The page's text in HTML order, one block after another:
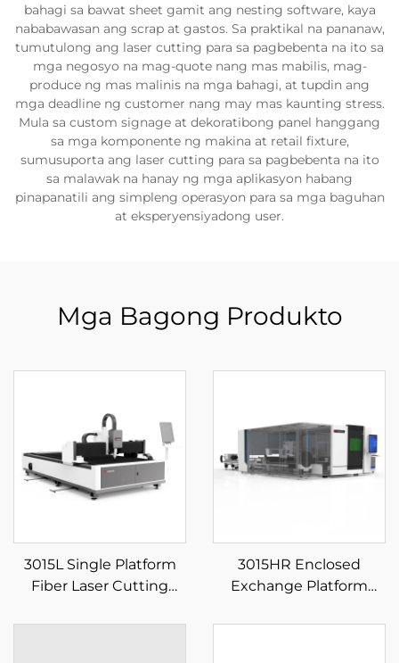
bahagi sa bawat sheet gamit ang nesting software, kaya
nababawasan ang scrap at gastos. Sa praktikal na pananaw,
tumutulong ang laser cutting para sa pagbebenta na ito sa
mga negosyo na mag-quote nang mas mabilis, mag-
produce ng mas malinis na mga bahagi, at tupdin ang
mga deadline ng customer nang may mas kaunting stress.
Mula sa custom signage at dekoratibong panel hanggang
sa mga komponente ng makina at retail fixture,
sumusuporta ang laser cutting para sa pagbebenta na ito
sa malawak na hanay ng mga aplikasyon habang
pinapanatili ang simpleng operasyon para sa mga baguhan
at eksperyensiyadong user.
Mga Bagong Produkto
3015L Single Platform
Fiber Laser Cutting
3015HR Enclosed
Exchange Platform
Integrated Fiber Laser